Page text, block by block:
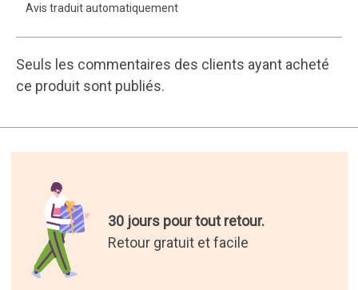
Avis traduit automatiquement
Seuls les commentaires des clients ayant acheté
ce produit sont publiés.
30 jours pour tout retour.
Retour gratuit et facile